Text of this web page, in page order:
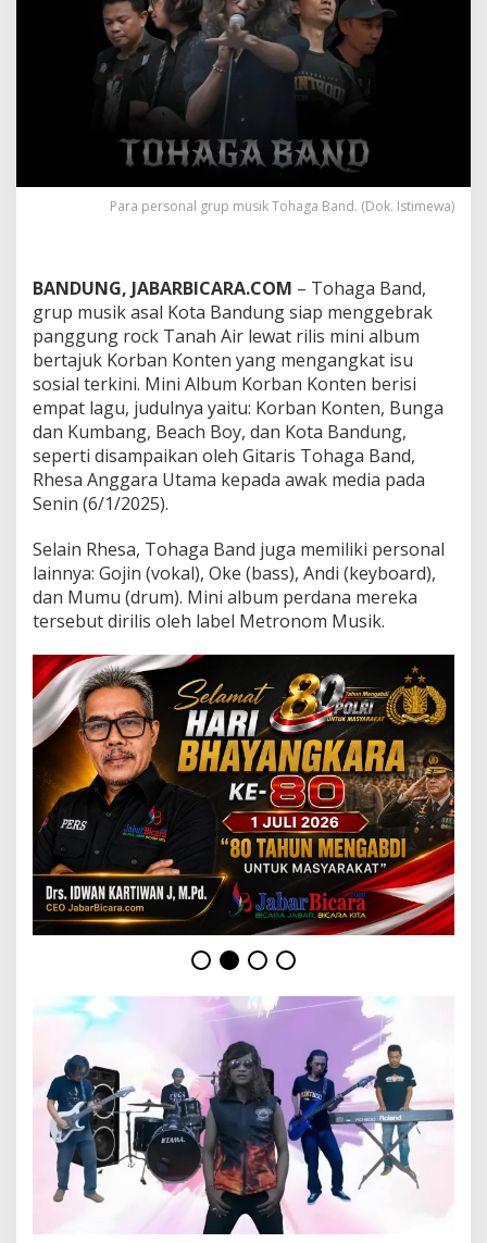
,
T
a
B
n
a
p
G
e
b
a
k
P
a
n
g
n
g
R
o
c
L
w
M
i
i
l
b
u
m
r
K
o
n
t
n
”
Para personal grup musik Tohaga Band. (Dok. Istimewa)
BANDUNG, JABARBICARA.COM – Tohaga Band,
grup musik asal Kota Bandung siap menggebrak
panggung rock Tanah Air lewat rilis mini album
bertajuk Korban Konten yang mengangkat isu
sosial terkini. Mini Album Korban Konten berisi
empat lagu, judulnya yaitu: Korban Konten, Bunga
dan Kumbang, Beach Boy, dan Kota Bandung,
seperti disampaikan oleh Gitaris Tohaga Band,
Rhesa Anggara Utama kepada awak media pada
Senin (6/1/2025).
Selain Rhesa, Tohaga Band juga memiliki personal
lainnya: Gojin (vokal), Oke (bass), Andi (keyboard),
dan Mumu (drum). Mini album perdana mereka
tersebut dirilis oleh label Metronom Musik.